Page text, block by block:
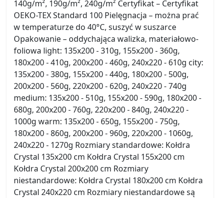
140g/m², 190g/m², 240g/m² Certyfikat – Certyfikat
OEKO-TEX Standard 100 Pielęgnacja – można prać
w temperaturze do 40°C, suszyć w suszarce
Opakowanie – oddychająca walizka, materiałowo-
foliowa light: 135x200 - 310g, 155x200 - 360g,
180x200 - 410g, 200x200 - 460g, 240x220 - 610g city:
135x200 - 380g, 155x200 - 440g, 180x200 - 500g,
200x200 - 560g, 220x200 - 620g, 240x220 - 740g
medium: 135x200 - 510g, 155x200 - 590g, 180x200 -
680g, 200x200 - 760g, 220x200 - 840g, 240x220 -
1000g warm: 135x200 - 650g, 155x200 - 750g,
180x200 - 860g, 200x200 - 960g, 220x200 - 1060g,
240x220 - 1270g Rozmiary standardowe: Kołdra
Crystal 135x200 cm Kołdra Crystal 155x200 cm
Kołdra Crystal 200x200 cm Rozmiary
niestandardowe: Kołdra Crystal 180x200 cm Kołdra
Crystal 240x220 cm Rozmiary niestandardowe są